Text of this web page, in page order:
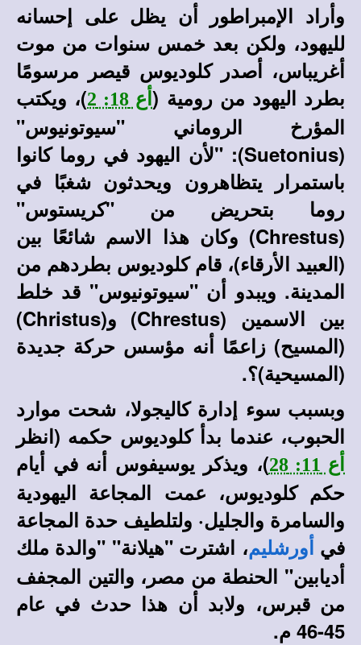
وأراد الإمبراطور أن يظل على إحسانه
لليهود، ولكن بعد خمس سنوات من موت
أغريباس، أصدر كلوديوس قيصر مرسومًا
بطرد اليهود من رومية (أع 18: 2
)، ويكتب
المؤرخ الروماني "سيوتونيوس"
(Suetonius): "لأن اليهود في روما كانوا
باستمرار يتظاهرون ويحدثون شغبًا في
روما بتحريض من "كريستوس"
(Chrestus) وكان هذا الاسم شائعًا بين
(العبيد الأرقاء)، قام كلوديوس بطردهم من
المدينة. ويبدو أن "سيوتونيوس" قد خلط
بين الاسمين (Chrestus) و(Christus)
(المسيح) زاعمًا أنه مؤسس حركة جديدة
(المسيحية)؟.
وبسبب سوء إدارة كاليجولا، شحت موارد
الحبوب، عندما بدأ كلوديوس حكمه (انظر
أع 11: 28
)، ويذكر يوسيفوس أنه في أيام
حكم كلوديوس، عمت المجاعة اليهودية
والسامرة والجليل· ولتلطيف حدة المجاعة
في أورشليم، اشترت "هيلانة" "والدة ملك
أديابين" الحنطة من مصر، والتين المجفف
من قبرس، ولابد أن هذا حدث في عام
45-46 م.